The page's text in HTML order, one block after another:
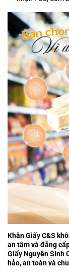
Khăn Giấy C&S
an tâm và đẳng
Giấy Nguyên Sinh
hảo, an toàn và